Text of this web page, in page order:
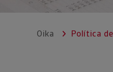
Oika Política